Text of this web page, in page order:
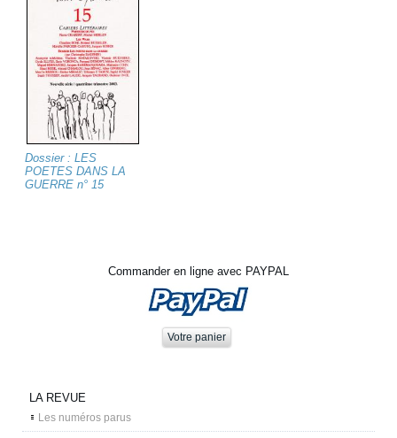
Dossier : LES
POETES DANS LA
GUERRE n° 15
Commander en ligne avec PAYPAL
LA REVUE
Les numéros parus